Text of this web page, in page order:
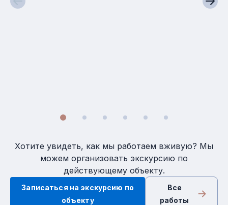
Хотите увидеть, как мы работаем вживую? Мы
можем организовать экскурсию по
действующему объекту.
Записаться на экскурсию по
объекту
Все
работы